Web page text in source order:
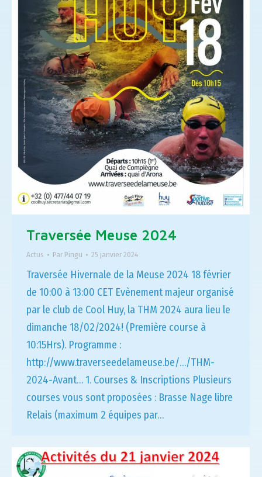
Traversée Meuse 2024
Actus Par Pingu 25 janvier 2024
Traversée Hivernale de la Meuse 2024 18 février
de 10:00 à 13:00 CET Evènement majeur organisé
par le club de Cool Huy, la THM 2024 aura lieu le
dimanche 18/02/2024! (Première course à
10:15Hrs). Programme :
http://www.traverseedelameuse.be/…/THM-
2024-Avant… 1. Courses & Inscriptions Plusieurs
courses vous sont proposées : Brasse Nage libre
Relais (maximum 2 équipes par…